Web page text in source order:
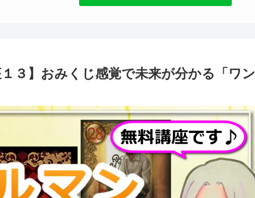
３】おみくじ感覚で未来が分かる「ワン